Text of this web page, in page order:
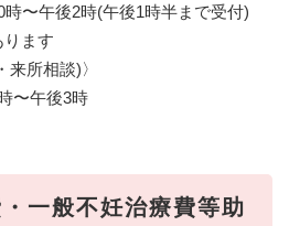
〜午後2時(午後1時半まで受付)
ます
来所相談)〉
〜午後3時
一般不妊治療費等助